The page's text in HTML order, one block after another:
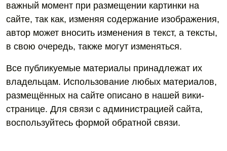
важный момент при размещении картинки на
сайте, так как, изменяя содержание изображения,
автор может вносить изменения в текст, а тексты,
в свою очередь, также могут изменяться.
Все публикуемые материалы принадлежат их
владельцам. Использование любых материалов,
размещённых на сайте описано в нашей вики-
странице. Для связи с администрацией сайта,
воспользуйтесь формой обратной связи.